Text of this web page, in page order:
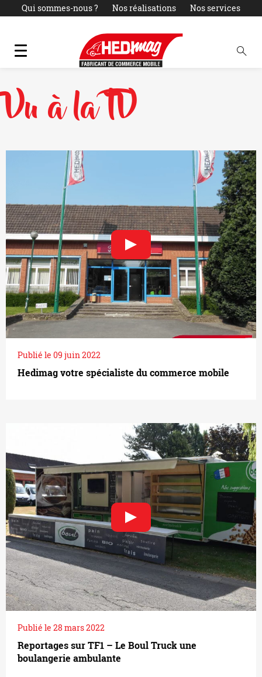
Qui sommes-nous ? Nos réalisations
Nos services
Vu à la TV
Publié le 09 juin 2022
Hedimag votre spécialiste du commerce mobile
Publié le 28 mars 2022
Reportages sur TF1 – Le Boul Truck une
boulangerie ambulante